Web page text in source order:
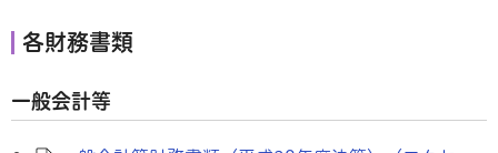
各財務書類
一般会計等